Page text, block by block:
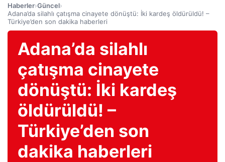
Haberler›Güncel›
Adana’da silahlı çatışma cinayete dönüştü: İki kardeş öldürüldü! –
Türkiye’den son dakika haberleri
Adana’da silahlı
çatışma cinayete
dönüştü: İki kardeş
öldürüldü! –
Türkiye’den son
dakika haberleri